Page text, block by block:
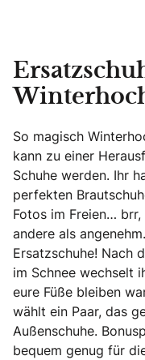
So magisch
kann zu einer
Schuhe werden. Ihr
perfekten
Fotos im Freien…
andere als
Ersatzschuhe! Nach
im Schnee wechselt
eure Füße bleiben
wählt ein Paar, das
Außenschuhe.
bequem genug für